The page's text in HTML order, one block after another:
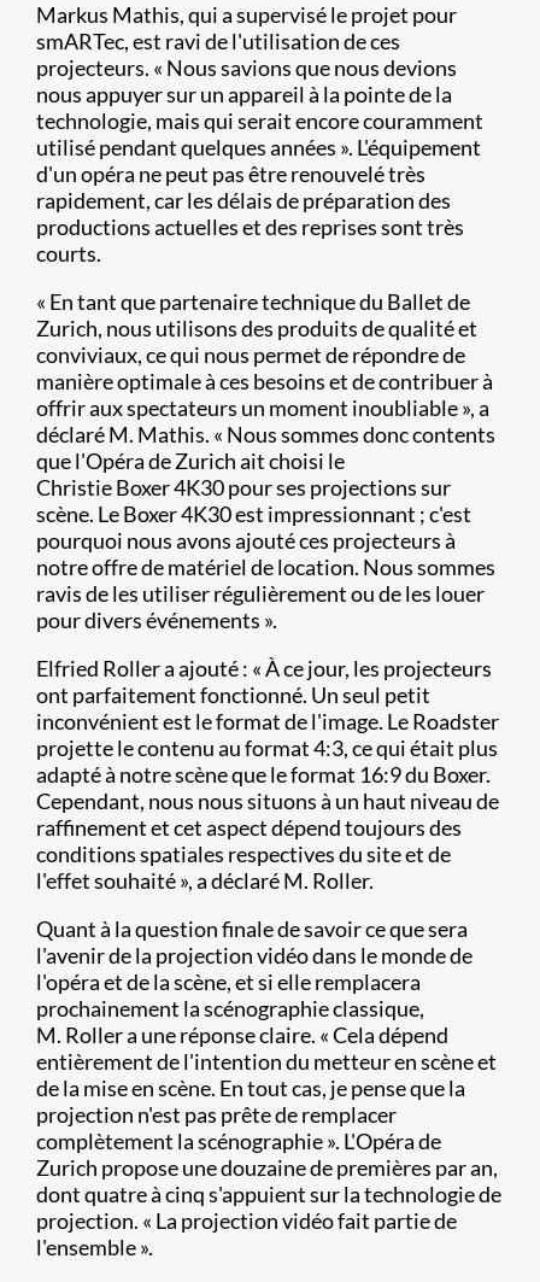
Markus Mathis, qui a supervisé le projet pour
smARTec, est ravi de l'utilisation de ces
projecteurs. « Nous savions que nous devions
nous appuyer sur un appareil à la pointe de la
technologie, mais qui serait encore couramment
utilisé pendant quelques années ». L'équipement
d'un opéra ne peut pas être renouvelé très
rapidement, car les délais de préparation des
productions actuelles et des reprises sont très
courts.
« En tant que partenaire technique du Ballet de
Zurich, nous utilisons des produits de qualité et
conviviaux, ce qui nous permet de répondre de
manière optimale à ces besoins et de contribuer à
offrir aux spectateurs un moment inoubliable », a
déclaré M. Mathis. « Nous sommes donc contents
que l'Opéra de Zurich ait choisi le
Christie Boxer 4K30 pour ses projections sur
scène. Le Boxer 4K30 est impressionnant ; c'est
pourquoi nous avons ajouté ces projecteurs à
notre offre de matériel de location. Nous sommes
ravis de les utiliser régulièrement ou de les louer
pour divers événements ».
Elfried Roller a ajouté : « À ce jour, les projecteurs
ont parfaitement fonctionné. Un seul petit
inconvénient est le format de l'image. Le Roadster
projette le contenu au format 4:3, ce qui était plus
adapté à notre scène que le format 16:9 du Boxer.
Cependant, nous nous situons à un haut niveau de
raffinement et cet aspect dépend toujours des
conditions spatiales respectives du site et de
l'effet souhaité », a déclaré M. Roller.
Quant à la question finale de savoir ce que sera
l'avenir de la projection vidéo dans le monde de
l'opéra et de la scène, et si elle remplacera
prochainement la scénographie classique,
M. Roller a une réponse claire. « Cela dépend
entièrement de l'intention du metteur en scène et
de la mise en scène. En tout cas, je pense que la
projection n'est pas prête de remplacer
complètement la scénographie ». L'Opéra de
Zurich propose une douzaine de premières par an,
dont quatre à cinq s'appuient sur la technologie de
projection. « La projection vidéo fait partie de
l'ensemble ».